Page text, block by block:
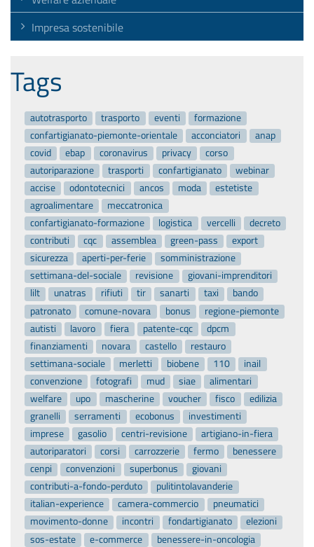
Impresa sostenibile
Tags
autotrasporto trasporto eventi
formazione
confartigianato-piemonte-orientale
acconciatori
anap
covid
ebap coronavirus privacy
corso
autoriparazione
trasporti confartigianato
webinar
accise
odontotecnici ancos moda
estetiste
agroalimentare
meccatronica
confartigianato-formazione
logistica vercelli
decreto
contributi
cqc assemblea green-pass
export
sicurezza
aperti-per-ferie
somministrazione
settimana-del-sociale
revisione
giovani-imprenditori
lilt
unatras rifiuti tir sanarti taxi
bando
patronato
comune-novara bonus
regione-piemonte
autisti
lavoro fiera patente-cqc
dpcm
finanziamenti
novara castello
restauro
settimana-sociale
merletti biobene 110
inail
convenzione
fotografi mud siae
alimentari
welfare
upo mascherine voucher fisco
edilizia
granelli
serramenti ecobonus
investimenti
imprese
gasolio centri-revisione
artigiano-in-fiera
autoriparatori
corsi carrozzerie fermo
benessere
cenpi
convenzioni superbonus
giovani
contributi-a-fondo-perduto
pulitintolavanderie
italian-experience
camera-commercio
pneumatici
movimento-donne
incontri fondartigianato
elezioni
sos-estate
e-commerce benessere-in-oncologia